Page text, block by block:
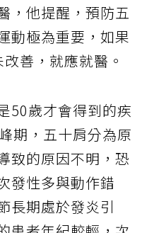
，他提醒，預防五
動極為重要，如果
善，就應就醫。
50歲才會得到的疾
期，五十肩分為原
致的原因不明，恐
發性多與動作錯
長期處於發炎引